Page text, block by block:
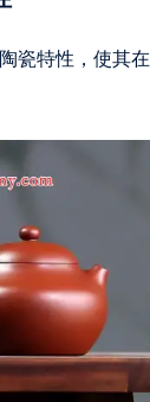
瓷特性，使其